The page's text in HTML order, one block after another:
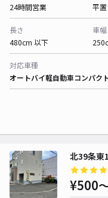
24時間営業
平置
長さ
480cm 以下
車幅
対応車種
オートバイ軽自動車コンパク
北39条東
¥500